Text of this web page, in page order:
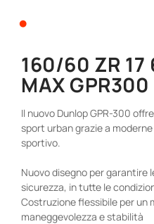
•
160/60 ZR 17
MAX GPR300
Il nuovo Dunlop GPR-300
sport urban grazie a
sportivo.
Nuovo disegno per garantire
sicurezza, in tutte le
Costruzione flessibile per un
maneggevolezza e stabilità